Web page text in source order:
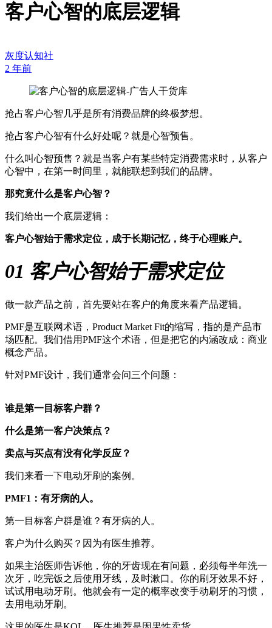
客户心智的底层逻辑
灰度认知社
2 年前
抢占客户心智几乎是所有消费品牌的终极梦想。
抢占客户心智有什么好处呢？就是心智预售。
什么叫心智预售？就是当客户有某些特定消费需求时，从客户
心智中，在第一时间里，就能联想到我们的品牌。
那究竟什么是客户心智？
我们给出一个底层逻辑：
客户心智始于需求定位，成于长期记忆，终于心理账户。
01 客户心智始于需求定位
做一款产品之前，首先要站在客户的角度来看产品逻辑。
PMF是互联网术语，Product Market Fit的缩写，指的是产品市
场匹配。我们借用PMF这个术语，但是把它的内涵改成：商业
概念产品。
针对PMF设计，我们通常会问三个问题：
谁是第一目标客户群？
什么是第一客户决策点？
卖点与买点有没有化学反应？
我们来看一下电动牙刷的案例。
PMF1： 有牙病的人。
第一目标客户群是谁？有牙病的人。
客户为什么购买？因为有医生推荐。
如果主治医师告诉他，你的牙齿现在有问题，必须每半年洗一
次牙，吃完饭之后使用牙线，及时漱口。你的刷牙效果不好，
试试用电动牙刷。他就会有一定的概率改变手动刷牙的习惯，
去用电动牙刷。